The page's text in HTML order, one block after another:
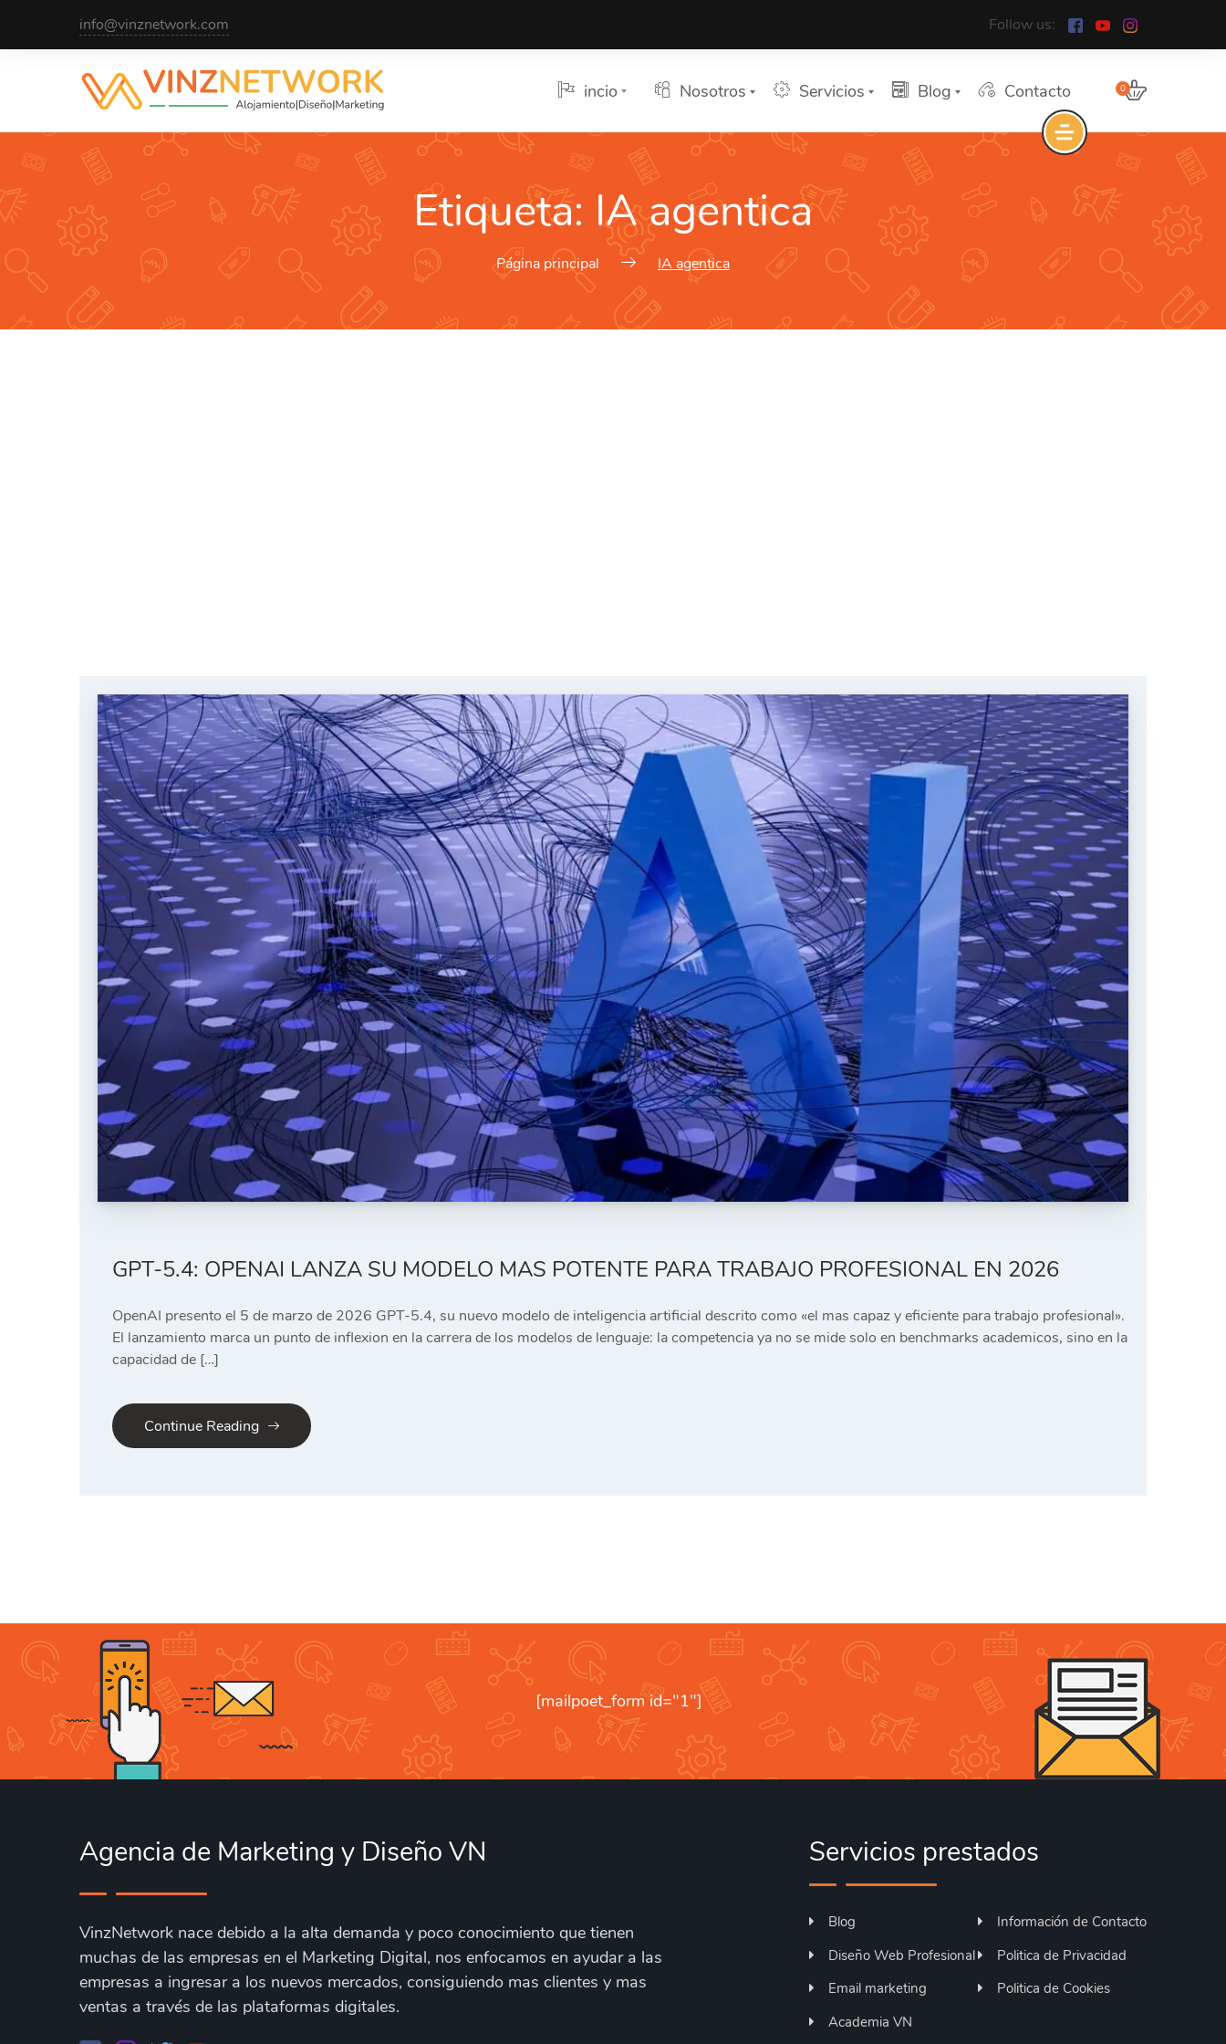
info@vinznetwork.com Follow us:
incio Nosotros Servicios Blog Contacto 0
Etiqueta: IA agentica
Página principal IA agentica
GPT-5.4: OPENAI LANZA SU MODELO MAS POTENTE PARA TRABAJO PROFESIONAL EN 2026
OpenAI presento el 5 de marzo de 2026 GPT-5.4, su nuevo modelo de inteligencia artificial descrito como «el mas capaz y eficiente para trabajo profesional».
El lanzamiento marca un punto de inflexion en la carrera de los modelos de lenguaje: la competencia ya no se mide solo en benchmarks academicos, sino en la
capacidad de […]
Continue Reading
[mailpoet_form id="1"]
Agencia de Marketing y Diseño VN
VinzNetwork nace debido a la alta demanda y poco conocimiento que tienen
muchas de las empresas en el Marketing Digital, nos enfocamos en ayudar a las
empresas a ingresar a los nuevos mercados, consiguiendo mas clientes y mas
ventas a través de las plataformas digitales.
Servicios prestados
Blog
Diseño Web Profesional
Email marketing
Academia VN
Información de Contacto
Politica de Privacidad
Politica de Cookies